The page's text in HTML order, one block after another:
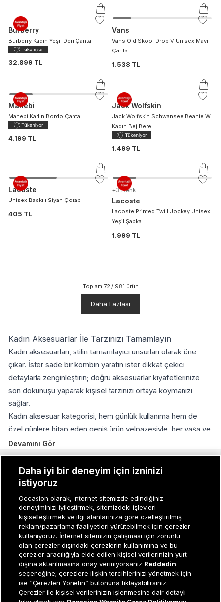
Burberry
Burberry Kadın Yeşil Deri Çanta
32.899 TL
Vans
Vans Old Skool Drop V Unisex Mavi
Çanta
1.538 TL
Manebi
Manebi Kadın Bordo Çanta
4.199 TL
Jack Wolfskin
Jack Wolfskin Schwansee Beanie W
Kadın Bej Bere
1.499 TL
Lacoste
Unisex Baskılı Siyah Çorap
405 TL
+3 Renk
Lacoste
Lacoste Printed Twill Jockey Unisex
Yeşil Şapka
1.999 TL
Toplam 72 / 981 ürün
Daha Fazlası
Kadın Aksesuarlar İle Tarzınızı Tamamlayın
Kadın aksesuarları, stilin tamamlayıcı unsurları olarak öne
çıkar. İster sade bir kombin yaratın ister dikkat çekici
detaylarla zenginleştirin; doğru aksesuarlar kıyafetlerinize
son dokunuşu yaparak kişisel tarzınızı ortaya koymanızı
sağlar.
Kadın aksesuar kategorisi, hem günlük kullanıma hem de
özel günlere hitap eden geniş ürün yelpazesiyle, her yaşa ve
her zevke uygun seçenekler sunar. Occasion kadın aksesuar
koleksiyonundaki şık ve kullanışlı parçalarla stilinizi en iyi
şekilde yansıtabilirsiniz.
Kadın Aksesuarlarda Kullanılan Kaliteli Malzemeler
Kadın aksesuarlarının kalitesi, hem estetik hem de uzun
ömürlü bir kullanım için oldukça önemlidir. Occasion kadın
aksesuar koleksiyonundaki ürünlerde kullanılan kaliteli
malzemeler sayesinde, dayanıklı ve şık parçalara sahip
olabilirsiniz. Aksesuarlarda kullanılan ana malzemeler ve
özellikleri şunlardır:
Paslanmaz Çelik: Bileklik ve kolye gibi aksesuarlarda
kullanılan paslanmaz çelik, dayanıklılığı ile öne çıkar.
Paslanmaz çelik aksesuarlar, uzun süre parlaklığını
Devamını Gör
Müşteri İlişkileri 0 850 800 01 20
MÜŞTERI İLIŞKILERI
KURUMSAL
KADIN KATEGORILER
GRUP MARKALAR
ERKEK KATEGORILER
Daha iyi bir deneyim için izninizi
istiyoruz
Occasion olarak, internet sitemizde edindiğiniz
deneyiminizi iyileştirmek, sitemizdeki işlevleri
kişiselleştirmek ve ilgi alanlarınıza göre özelleştirilmiş
reklam/pazarlama faaliyetleri yürütebilmek için çerezler
kullanıyoruz. İnternet sitemizin çalışması için zorunlu
olan çerezler dışındaki çerezlerin kullanımına ve bu
çerezler aracılığıyla elde edilen kişisel verilerinizin yurt
dışına aktarılmasına onay vermiyorsanız Reddedin
seçeneğine; çerezlere ilişkin tercihlerinizi yönetmek için
ise “Çerezleri Yönetin” butonuna tıklayabilirsiniz.
Çerezler ile kişisel verilerinizin işlenmesine dair detaylı